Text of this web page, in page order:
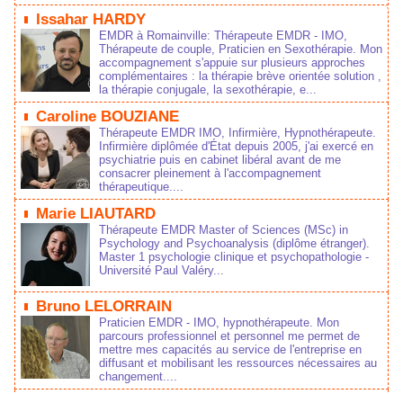
Issahar HARDY
EMDR à Romainville: Thérapeute EMDR - IMO,
Thérapeute de couple, Praticien en Sexothérapie. Mon
accompagnement s'appuie sur plusieurs approches
complémentaires : la thérapie brève orientée solution ,
la thérapie conjugale, la sexothérapie, e...
Caroline BOUZIANE
Thérapeute EMDR IMO, Infirmière, Hypnothérapeute.
Infirmière diplômée d'État depuis 2005, j'ai exercé en
psychiatrie puis en cabinet libéral avant de me
consacrer pleinement à l'accompagnement
thérapeutique....
Marie LIAUTARD
Thérapeute EMDR Master of Sciences (MSc) in
Psychology and Psychoanalysis (diplôme étranger).
Master 1 psychologie clinique et psychopathologie -
Université Paul Valéry...
Bruno LELORRAIN
Praticien EMDR - IMO, hypnothérapeute. Mon
parcours professionnel et personnel me permet de
mettre mes capacités au service de l'entreprise en
diffusant et mobilisant les ressources nécessaires au
changement....